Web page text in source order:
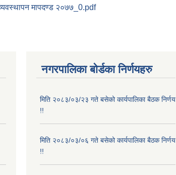
मापदण्ड २०७७_0.pdf
नगरपालिका बोर्डका निर्णयहरु
मिति २०८३/०३/२३ गते बसेको कार्यपालिका बैठक निर्णय
!!
मिति २०८३/०३/०६ गते बसेको कार्यपालिका बैठक निर्णय
!!